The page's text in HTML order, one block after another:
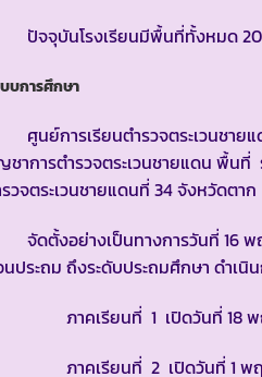
จุบันโรงเรียนมีพื้นที่ทั้งหมด 20
บการศึกษา
ย์การเรียนตำรวจตระเวนชายแ
าการตำรวจตระเวนชายแดน พื้น
วจตระเวนชายแดนที่ 34 จังหวัดตาก
งอย่างเป็นทางการวันที่ 16 พฤ
ประถม ถึงระดับประถมศึกษา ดำเ
คเรียนที่ 1 เปิดวันที่ 18 พฤษ
คเรียนที่ 2 เปิดวันที่ 1 พฤศจิ